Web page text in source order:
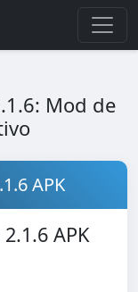
Mod de
APK
APK